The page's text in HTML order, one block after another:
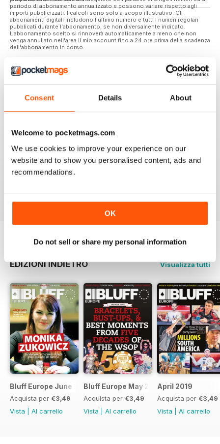
Consent Details About
Welcome to pocketmags.com
We use cookies to improve your experience on our
website and to show you personalised content, ads and
recommendations.
OK
Do not sell or share my personal information
periodo di abbonamento annualizzato e possono variare rispetto agli
importi pubblicizzati. I calcoli sono solo a scopo illustrativo. Gli
abbonamenti digitali includono l'ultimo numero e tutti i numeri regolari
pubblicati durante l'abbonamento, se non diversamente indicato.
L'abbonamento scelto si rinnoverà automaticamente a meno che non
venga annullato nell'area Il mio account fino a 24 ore prima della scadenza
dell'abbonamento in corso.
Recensioni
BLUFF EUROPE | BLUFF
Bluff Europe July 2019
EDIZIONI INDIETRO Visualizza tutti
Bluff Europe June 2019
Acquista per €3,49
Vista
Al carrello
Bluff Europe May 2019
Acquista per €3,49
Vista
Al carrello
April 2019
Acquista per €3,49
Vista
Al carrello